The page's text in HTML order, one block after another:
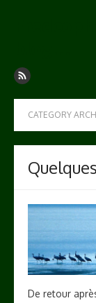
CATEGORY
De retour